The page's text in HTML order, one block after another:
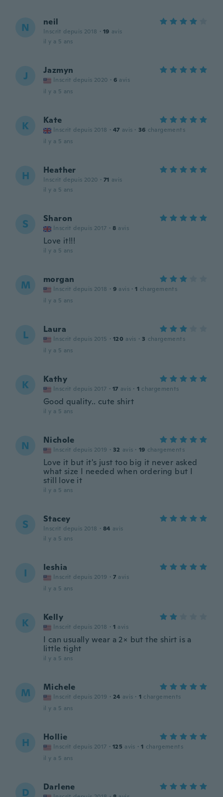
N neil
Inscrit depuis 2018 · 19 avis
il y a 5 ans
J Jazmyn
Inscrit depuis 2020 · 6 avis
il y a 5 ans
K Kate
Inscrit depuis 2018 · 47 avis · 36 chargements
il y a 5 ans
H Heather
Inscrit depuis 2020 · 71 avis
il y a 5 ans
S Sharon
Inscrit depuis 2017 · 8 avis
Love it!!!
il y a 5 ans
M morgan
Inscrit depuis 2018 · 9 avis · 1 chargements
il y a 5 ans
L Laura
Inscrit depuis 2015 · 120 avis · 3 chargements
il y a 5 ans
K Kathy
Inscrit depuis 2017 · 17 avis · 1 chargements
Good quality.. cute shirt
il y a 5 ans
N Nichole
Inscrit depuis 2019 · 32 avis · 19 chargements
Love it but it's just too big it never asked
what size I needed when ordering but I
still love it
il y a 5 ans
S Stacey
Inscrit depuis 2018 · 84 avis
il y a 5 ans
I Ieshia
Inscrit depuis 2019 · 7 avis
il y a 5 ans
K Kelly
Inscrit depuis 2018 · 1 avis
I can usually wear a 2× but the shirt is a
little tight
il y a 5 ans
M Michele
Inscrit depuis 2019 · 24 avis · 1 chargements
il y a 5 ans
H Hollie
Inscrit depuis 2017 · 125 avis · 1 chargements
il y a 5 ans
D Darlene